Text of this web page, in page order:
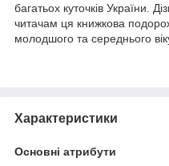
багатьох куточків України.
читачам ця книжкова
молодшого та середнього
Характеристики
Основні атрибути